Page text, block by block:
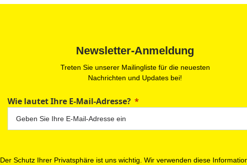
Newsletter-Anmeldung
Treten Sie unserer Mailingliste für die neuesten
Nachrichten und Updates bei!
Wie lautet Ihre E-Mail-Adresse?
Der Schutz Ihrer Privatsphäre ist uns wichtig. Wir verwenden diese